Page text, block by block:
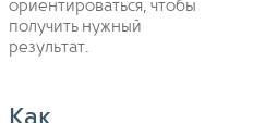
ориентироваться, чтобы
получить нужный
результат.